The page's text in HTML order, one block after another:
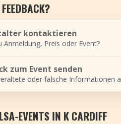
kontaktieren
Anmeldung, Preis oder Event?
zum Event senden
oder falsche Informationen
EVENTS IN K CARDIFF